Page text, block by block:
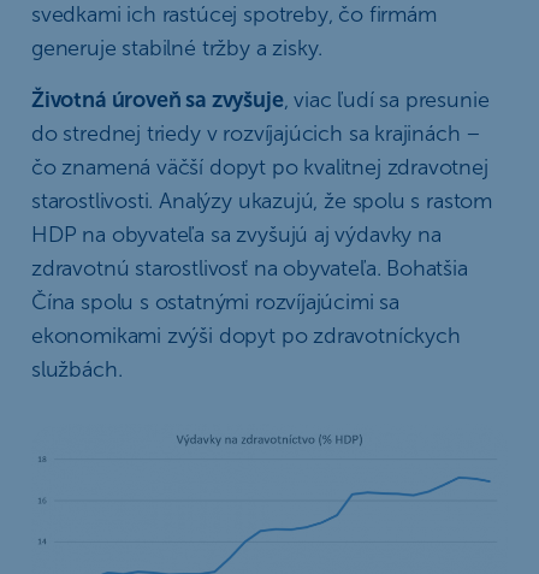
svedkami ich rastúcej spotreby, čo firmám
generuje stabilné tržby a zisky.
Životná úroveň sa zvyšuje, viac ľudí sa presunie
do strednej triedy v rozvíjajúcich sa krajinách –
čo znamená väčší dopyt po kvalitnej zdravotnej
starostlivosti. Analýzy ukazujú, že spolu s rastom
HDP na obyvateľa sa zvyšujú aj výdavky na
zdravotnú starostlivosť na obyvateľa. Bohatšia
Čína spolu s ostatnými rozvíjajúcimi sa
ekonomikami zvýši dopyt po zdravotníckych
službách.